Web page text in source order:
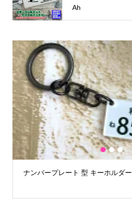
Ah
ナンバープレート 型 キーホルダー
1 2 3